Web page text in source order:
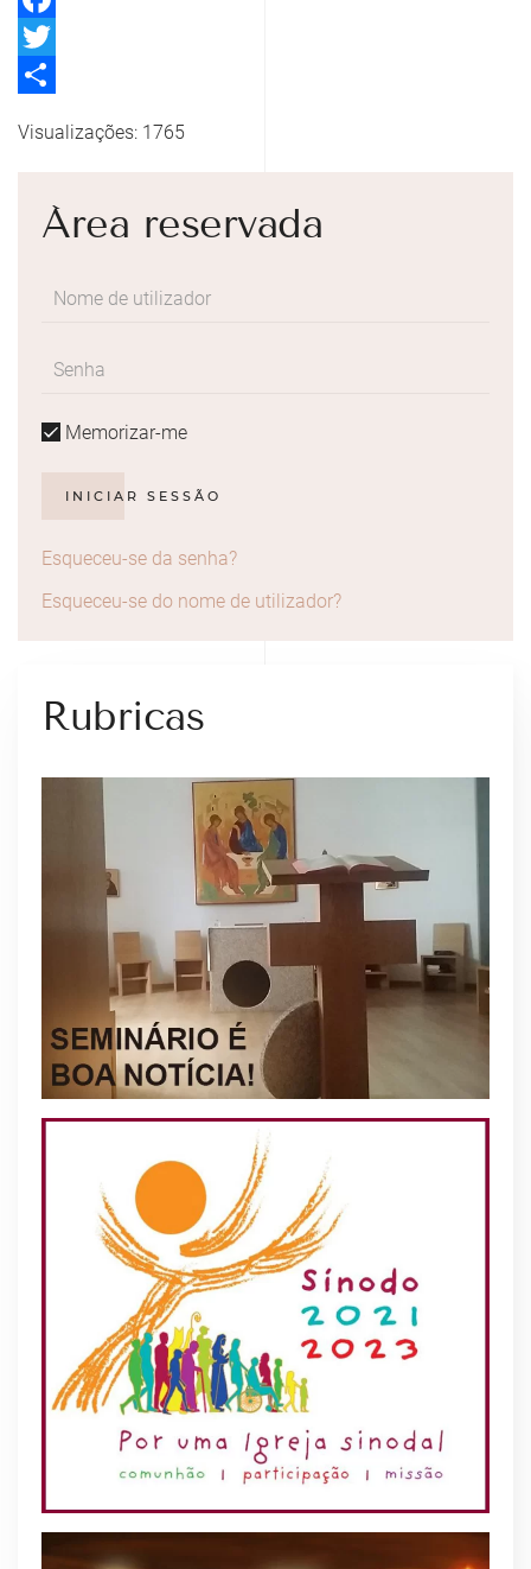
Facebook
Twitter
Visualizações: 1765
Área reservada
Memorizar-me
INICIAR SESSÃO
Esqueceu-se da senha?
Esqueceu-se do nome de utilizador?
Rubricas